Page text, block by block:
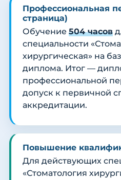
Профессиональная
страница)
Обучение 504 часов
специальности
хирургическая» на
диплома. Итог —
профессиональной
допуск к первичной
аккредитации.
Повышение
Для действующих
«Стоматология